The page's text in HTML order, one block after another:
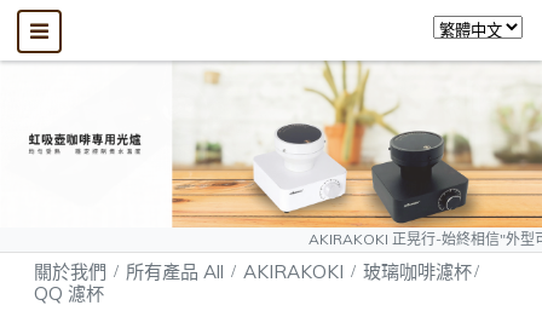
AKIRAKOKI 正晃行-始終相信"外
關於我們 所有產品 All AKIRAKOKI
玻璃咖啡濾杯
QQ 濾杯